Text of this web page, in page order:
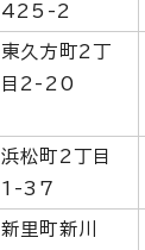
425-2
東久方町2丁
目2-20
浜松町2丁目
1-37
新里町新川